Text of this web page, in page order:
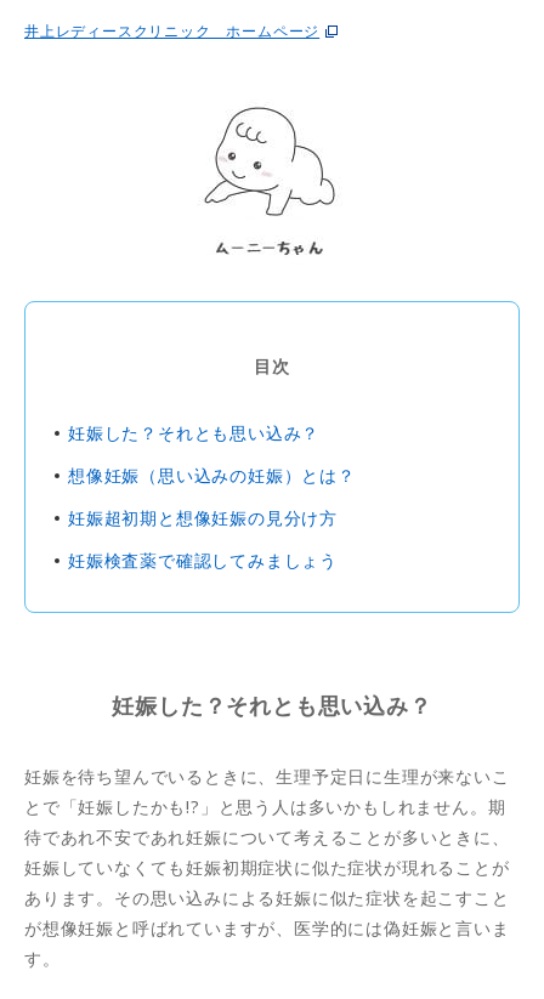
井上レディースクリニック ホームページ
目次
妊娠した？それとも思い込み？
想像妊娠（思い込みの妊娠）とは？
妊娠超初期と想像妊娠の見分け方
妊娠検査薬で確認してみましょう
妊娠した？それとも思い込み？
妊娠を待ち望んでいるときに、生理予定日に生理が来ないこ
とで「妊娠したかも!?」と思う人は多いかもしれません。期
待であれ不安であれ妊娠について考えることが多いときに、
妊娠していなくても妊娠初期症状に似た症状が現れることが
あります。その思い込みによる妊娠に似た症状を起こすこと
が想像妊娠と呼ばれていますが、医学的には偽妊娠と言いま
す。